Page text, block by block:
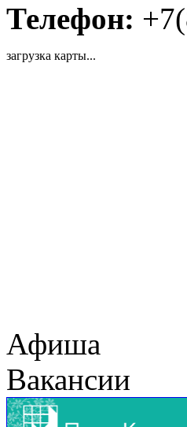
Телефон:
загрузка карты...
Афиша
Вакансии